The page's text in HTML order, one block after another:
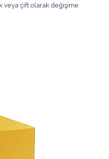
veya çift olarak değişime